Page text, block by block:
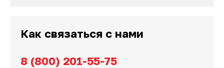
Как связаться с нами
8 (800) 201-55-75